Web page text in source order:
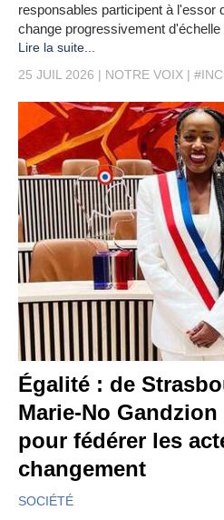
responsables participent à l'essor
change progressivement d'échelle
Lire la suite...
25 JUIL 2026
NOTRE VOIX
Égalité : de
Marie-No
pour fédérer les
changement
SOCIÉTÉ